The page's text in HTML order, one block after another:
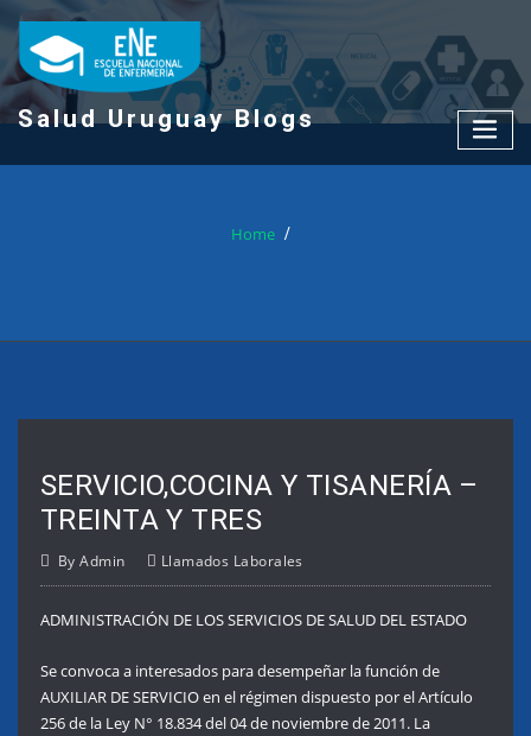
content
Salud Uruguay Blogs
Home
SERVICIO,COCINA Y TISANERÍA –
TREINTA Y TRES
ByAdmin Llamados Laborales
ADMINISTRACIÓN DE LOS SERVICIOS DE SALUD DEL ESTADO
Se convoca a interesados para desempeñar la función de
AUXILIAR DE SERVICIO en el régimen dispuesto por el Artículo
256 de la Ley N° 18.834 del 04 de noviembre de 2011. La